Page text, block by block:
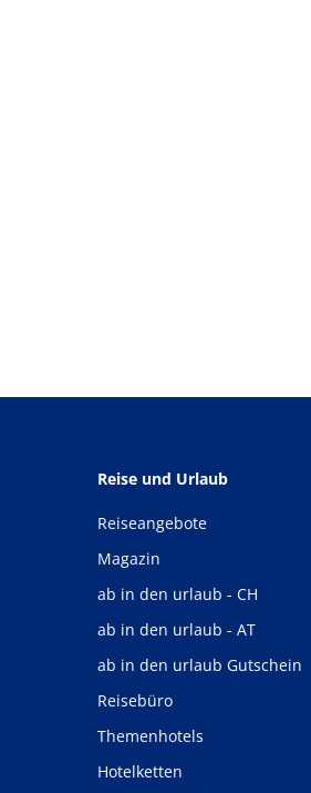
Reise und Urlaub
Reiseangebote
Magazin
ab in den urlaub - CH
ab in den urlaub - AT
ab in den urlaub Gutschein
Reisebüro
Themenhotels
Hotelketten